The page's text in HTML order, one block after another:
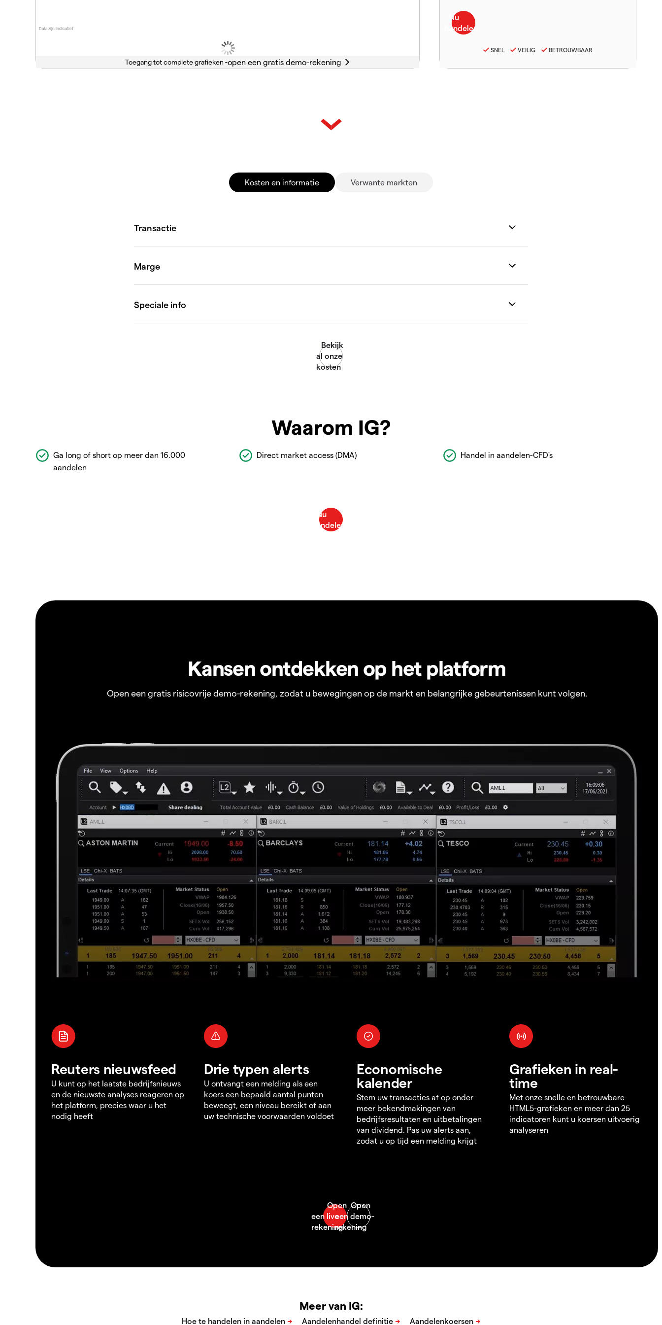
Data zijn indicatief
Toegang tot complete grafieken -
SNEL VEILIG BETROUWBAAR
Kosten en informatie Verwante markten
Waarom IG?
Ga long of short op meer dan 16.000
aandelen
Direct market access (DMA) Handel in aandelen-CFD's
Kansen ontdekken op het platform
Open een gratis risicovrije demo-rekening, zodat u bewegingen op de markt en belangrijke gebeurtenissen kunt volgen.
Reuters nieuwsfeed
U kunt op het laatste bedrijfsnieuws
en de nieuwste analyses reageren op
het platform, precies waar u het
nodig heeft
Drie typen alerts
U ontvangt een melding als een
koers een bepaald aantal punten
beweegt, een niveau bereikt of aan
uw technische voorwaarden voldoet
Economische
kalender
Stem uw transacties af op onder
meer bekendmakingen van
bedrijfsresultaten en uitbetalingen
van dividend. Pas uw alerts aan,
zodat u op tijd een melding krijgt
Grafieken in real-
time
Met onze snelle en betrouwbare
HTML5-grafieken en meer dan 25
indicatoren kunt u koersen uitvoerig
analyseren
Meer van IG: